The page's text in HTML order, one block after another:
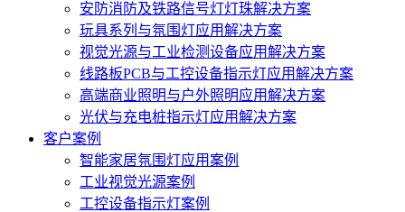
安防消防及铁路信号灯灯珠解决方案
玩具系列与氛围灯应用解决方案
视觉光源与工业检测设备应用解决方案
线路板PCB与工控设备指示灯应用解决方案
高端商业照明与户外照明应用解决方案
光伏与充电桩指示灯应用解决方案
客户案例
智能家居氛围灯应用案例
工业视觉光源案例
工控设备指示灯案例